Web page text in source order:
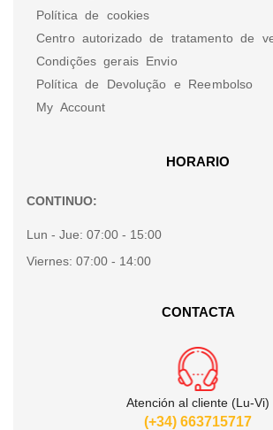
Política de cookies
Centro autorizado de tratamento de
Condições gerais Envio
Política de Devolução e Reembolso
My Account
HORARIO
CONTINUO:
Lun - Jue: 07:00 - 15:00
Viernes: 07:00 - 14:00
CONTACTA
Atención al cliente (Lu-Vi)
(+34) 663715717